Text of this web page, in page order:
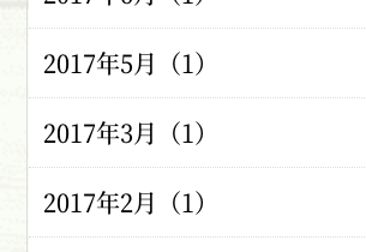
2017年5月（1）
2017年3月（1）
2017年2月（1）